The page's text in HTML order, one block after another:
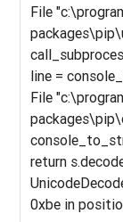
File
line =
File
return
0xbe in